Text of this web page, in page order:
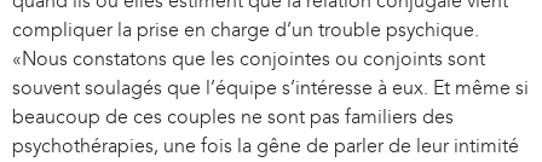
l
i
n
k
i
s
compliquer la prise en charge d’un trouble psychique.
«Nous constatons que les conjointes ou conjoints sont
souvent soulagés que l’équipe s’intéresse à eux. Et même si
beaucoup de ces couples ne sont pas familiers des
psychothérapies, une fois la gêne de parler de leur intimité